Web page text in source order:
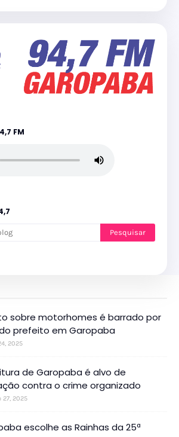
FM
sobre motorhomes é barrado por
prefeito em Garopaba
2025
de Garopaba é alvo de
contra o crime organizado
27, 2025
escolhe as Rainhas da 25ª